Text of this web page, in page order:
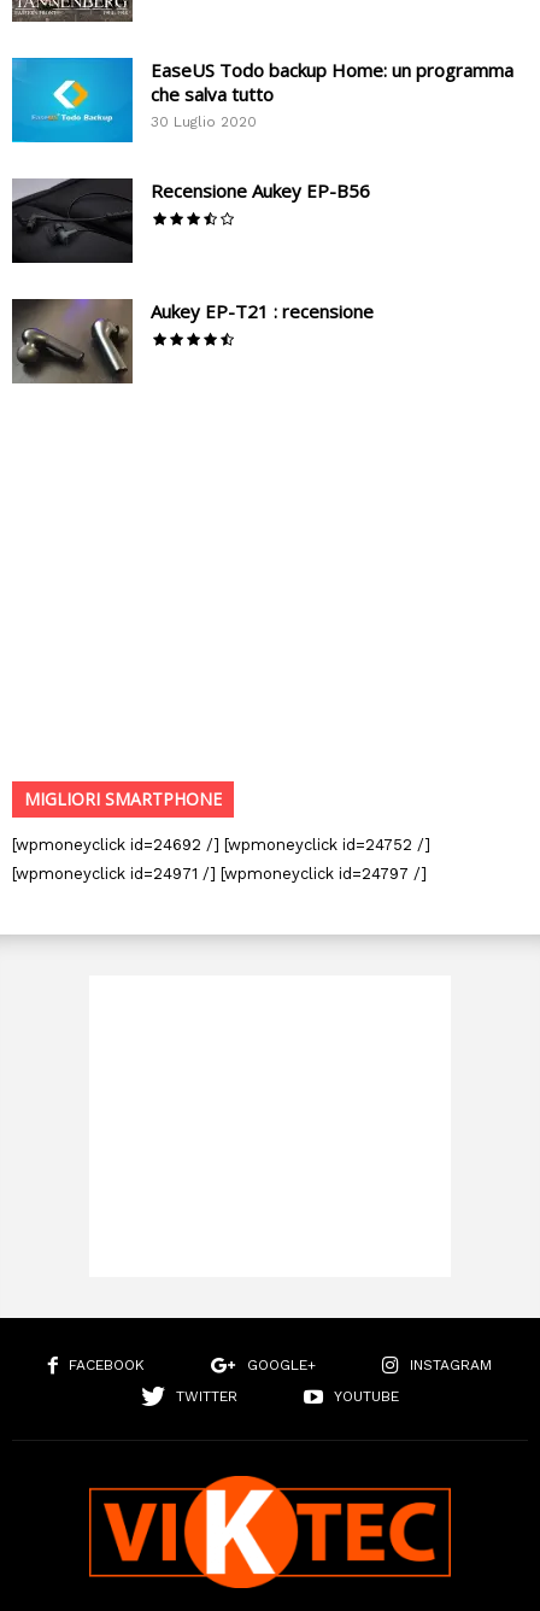
EaseUS Todo backup Home: un programma
che salva tutto
30 Luglio 2020
Recensione Aukey EP-B56
Aukey EP-T21 : recensione
MIGLIORI SMARTPHONE
[wpmoneyclick id=24692 /] [wpmoneyclick id=24752 /]
[wpmoneyclick id=24971 /] [wpmoneyclick id=24797 /]
FACEBOOK GOOGLE+
INSTAGRAM
TWITTER
YOUTUBE